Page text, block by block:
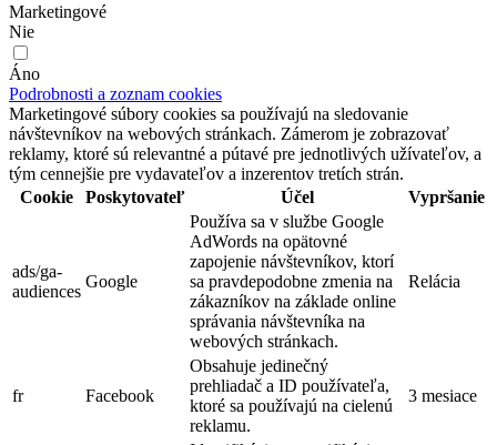
Marketingové
Nie
Áno
Podrobnosti a zoznam cookies
Marketingové súbory cookies sa používajú na sledovanie
návštevníkov na webových stránkach. Zámerom je zobrazovať
reklamy, ktoré sú relevantné a pútavé pre jednotlivých užívateľov, a
tým cennejšie pre vydavateľov a inzerentov tretích strán.
Cookie
Poskytovateľ Účel Vypršanie
ads/ga-
audiences
Google
Používa sa v službe Google
AdWords na opätovné
zapojenie návštevníkov, ktorí
sa pravdepodobne zmenia na
zákazníkov na základe online
správania návštevníka na
webových stránkach.
Relácia
fr Facebook
Obsahuje jedinečný
prehliadač a ID používateľa,
ktoré sa používajú na cielenú
reklamu.
3 mesiace